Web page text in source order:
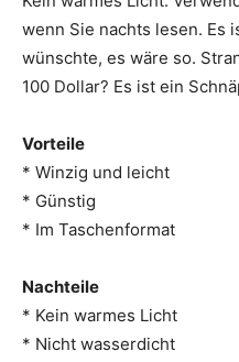
wenn Sie nachts lesen. Es
wünschte, es wäre so.
100 Dollar? Es ist ein
Vorteile
* Winzig und leicht
* Günstig
* Im Taschenformat
Nachteile
* Kein warmes Licht
* Nicht wasserdicht